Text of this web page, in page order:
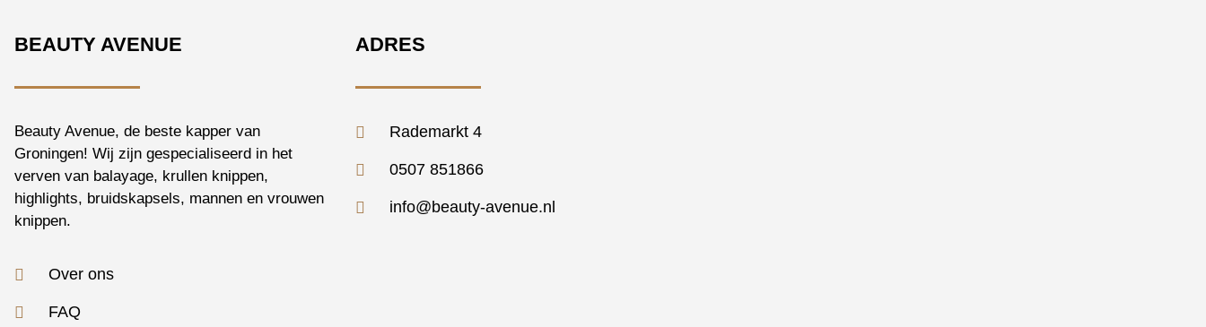
BEAUTY AVENUE
Beauty Avenue, de beste kapper van
Groningen! Wij zijn gespecialiseerd in het
verven van balayage, krullen knippen,
highlights, bruidskapsels, mannen en vrouwen
knippen.
Over ons
FAQ
ADRES
Rademarkt 4
0507 851866
info@beauty-avenue.nl